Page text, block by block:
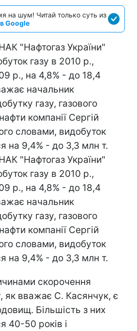
на шум! Читай только суть из
Google
"Нафтогаз України"
газу в 2010 р.,
р., на 4,8% - до 18,4
начальник
газу, газового
компанії Сергій
словами, видобуток
на 9,4% - до 3,3 млн т.
"Нафтогаз України"
газу в 2010 р.,
р., на 4,8% - до 18,4
начальник
газу, газового
компанії Сергій
словами, видобуток
на 9,4% - до 3,3 млн т.
скорочення
як вважає С. Касянчук, є
Більшість з них
40-50 років і